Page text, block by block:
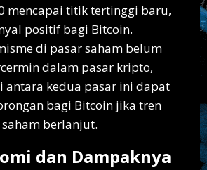
mencapai titik tertinggi baru,
positif bagi Bitcoin.
di pasar saham belum
dalam pasar kripto,
antara kedua pasar ini dapat
bagi Bitcoin jika tren
berlanjut.
dan Dampaknya